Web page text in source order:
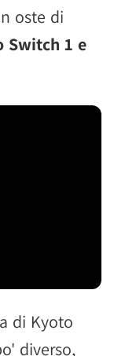
oste di
Switch 1 e
di Kyoto
diverso,